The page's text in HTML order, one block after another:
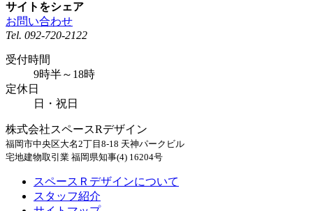
サイトをシェア
お問い合わせ
Tel. 092-720-2122
受付時間
9時半～18時
定休日
日・祝日
株式会社スペースRデザイン
福岡市中央区大名2丁目8-18 天神パークビル
宅地建物取引業 福岡県知事(4) 16204号
スペースＲデザインについて
スタッフ紹介